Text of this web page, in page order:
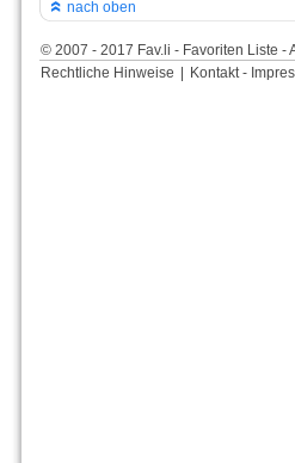
nach oben
© 2007 - 2017 Fav.li - Favoriten Liste -
Rechtliche Hinweise
Kontakt -